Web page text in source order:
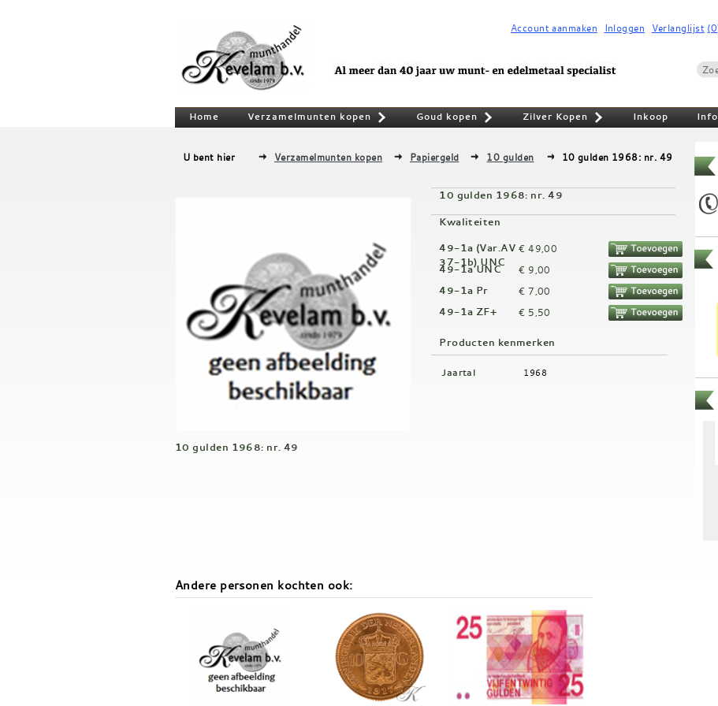
Account aanmaken Inloggen Verlanglijst
Home Verzamelmunten kopen Goud kopen Zilver Kopen Inkoop
U bent hier Verzamelmunten kopen Papiergeld 10 gulden 10 gulden 1968: nr. 49
10 gulden 1968: nr. 49
10 gulden 1968: nr. 49
Kwaliteiten
49-1a (var.AV
37-1b) UNC
€ 49,00
49-1a UNC € 9,00
49-1a Pr € 7,00
49-1a ZF+ € 5,50
Producten kenmerken
Jaartal 1968
Andere personen kochten ook: